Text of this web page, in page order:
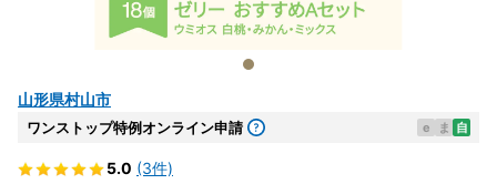
山形県村山市
ワンストップ特例オンライン申請 e ま 自
5.0 (3件)